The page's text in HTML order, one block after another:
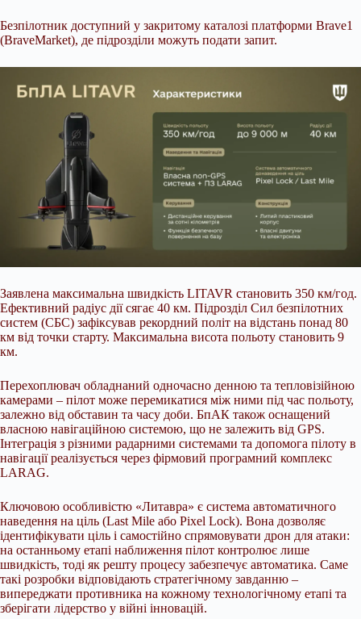
Безпілотник доступний у закритому каталозі платформи Brave1
(BraveMarket), де підрозділи можуть подати запит.
Заявлена максимальна швидкість LITAVR становить 350 км/год.
Ефективний радіус дії сягає 40 км. Підрозділ Сил безпілотних
систем (СБС) зафіксував рекордний політ на відстань понад 80
км від точки старту. Максимальна висота польоту становить 9
км.
Перехоплювач обладнаний одночасно денною та тепловізійною
камерами – пілот може перемикатися між ними під час польоту,
залежно від обставин та часу доби. БпАК також оснащений
власною навігаційною системою, що не залежить від GPS.
Інтеграція з різними радарними системами та допомога пілоту в
навігації реалізується через фірмовий програмний комплекс
LARAG.
Ключовою особливістю «Литавра» є система автоматичного
наведення на ціль (Last Mile або Pixel Lock). Вона дозволяє
ідентифікувати ціль і самостійно спрямовувати дрон для атаки:
на останньому етапі наближення пілот контролює лише
швидкість, тоді як решту процесу забезпечує автоматика. Саме
такі розробки відповідають стратегічному завданню –
випереджати противника на кожному технологічному етапі та
зберігати лідерство у війні інновацій.